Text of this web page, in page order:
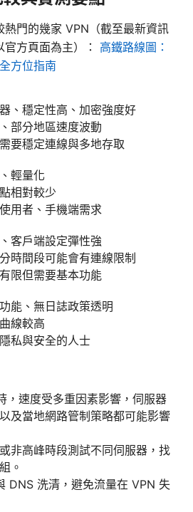
熱門的幾家 VPN（截至最新資訊
方頁面為主）： 高鐵路線圖：
方位指南
、穩定性高、加密強度好
部分地區速度波動
要穩定連線與多地存取
輕量化
相對較少
用者、手機端需求
客戶端設定彈性強
時間段可能會有連線限制
限但需要基本功能
能、無日誌政策透明
線較高
私與安全的人士
，速度受多重因素影響，伺服器
及當地網路管制策略都可能影響
非高峰時段測試不同伺服器，找
。
DNS 洗清，避免流量在 VPN 失